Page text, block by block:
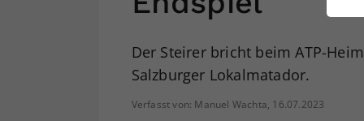
Der Steirer bricht beim ATP-
Salzburger Lokalmatador.
Verfasst von: Manuel Wachta, 16.07.2023